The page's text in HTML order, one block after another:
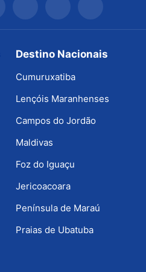
Destino Nacionais
Cumuruxatiba
Lençóis Maranhenses
Campos do Jordão
Maldivas
Foz do Iguaçu
Jericoacoara
Península de Maraú
Praias de Ubatuba